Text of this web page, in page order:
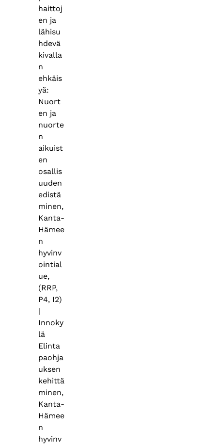
haittoj
en ja
lähisu
hdevä
kivalla
n
ehkäis
yä:
Nuort
en ja
nuorte
n
aikuist
en
osallis
uuden
edistä
minen,
Kanta-
Hämee
n
hyvinv
ointial
ue,
(RRP,
P4, I2)
|
Innoky
lä
Elinta
paohja
uksen
kehittä
minen,
Kanta-
Hämee
n
hyvinv